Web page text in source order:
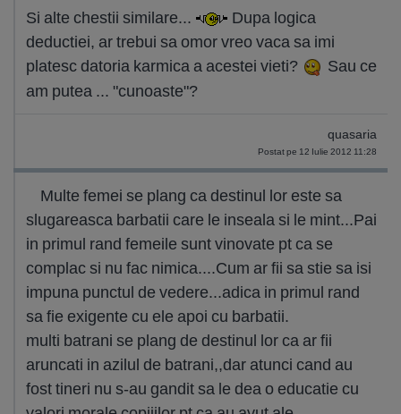
Si alte chestii similare...
Dupa logica
deductiei, ar trebui sa omor vreo vaca sa imi
platesc datoria karmica a acestei vieti?
Sau ce
am putea ... "cunoaste"?
quasaria
Postat pe 12 Iulie 2012 11:28
Multe femei se plang ca destinul lor este sa
slugareasca barbatii care le inseala si le mint...Pai
in primul rand femeile sunt vinovate pt ca se
complac si nu fac nimica....Cum ar fii sa stie sa isi
impuna punctul de vedere...adica in primul rand
sa fie exigente cu ele apoi cu barbatii.
multi batrani se plang de destinul lor ca ar fii
aruncati in azilul de batrani,,dar atunci cand au
fost tineri nu s-au gandit sa le dea o educatie cu